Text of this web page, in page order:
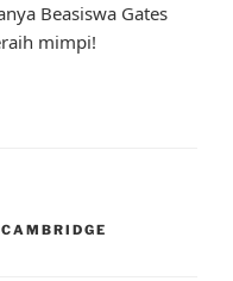
Beasiswa Gates
mimpi!